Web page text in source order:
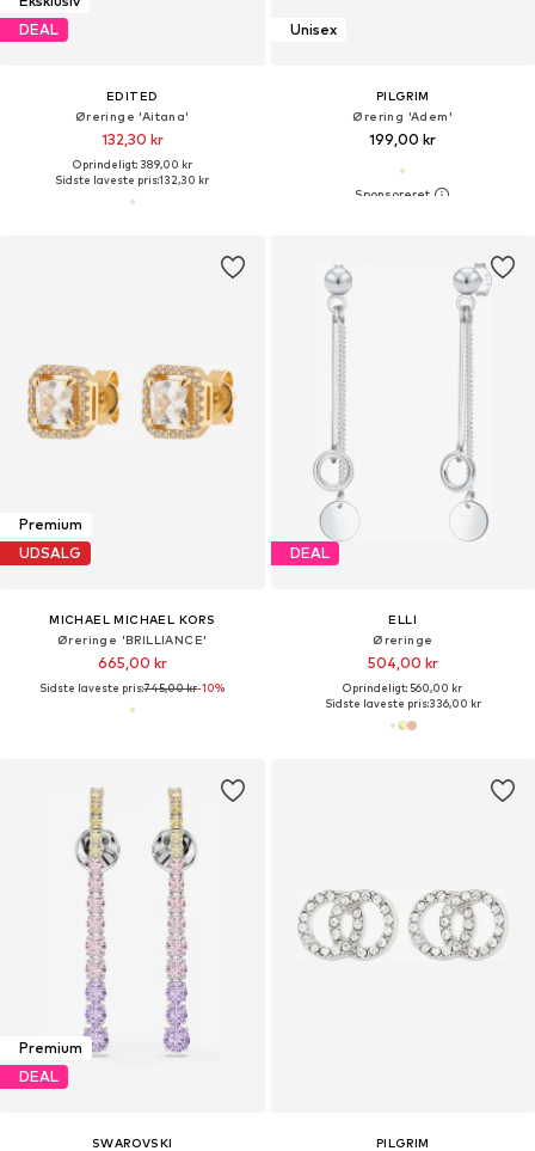
DEAL
EDITED
Øreringe 'Aitana'
132,30 kr
Oprindeligt: 389,00 kr
Sidste laveste pris:132,30 kr
Unisex
PILGRIM
Ørering 'Adem'
199,00 kr
Premium
UDSALG
MICHAEL MICHAEL KORS
Øreringe 'BRILLIANCE'
665,00 kr
Sidste laveste pris:745,00 kr-10%
DEAL
ELLI
Øreringe
504,00 kr
Oprindeligt: 560,00 kr
Sidste laveste pris:336,00 kr
Premium
DEAL
SWAROVSKI
PILGRIM